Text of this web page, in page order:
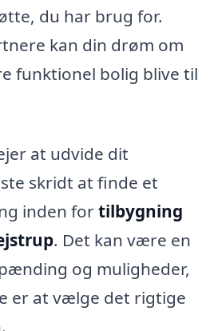
du har brug for.
kan din drøm om
funktionel bolig blive til
at udvide dit
skridt at finde et
inden fortilbygning
. Det kan være en
og muligheder,
er at vælge det rigtige